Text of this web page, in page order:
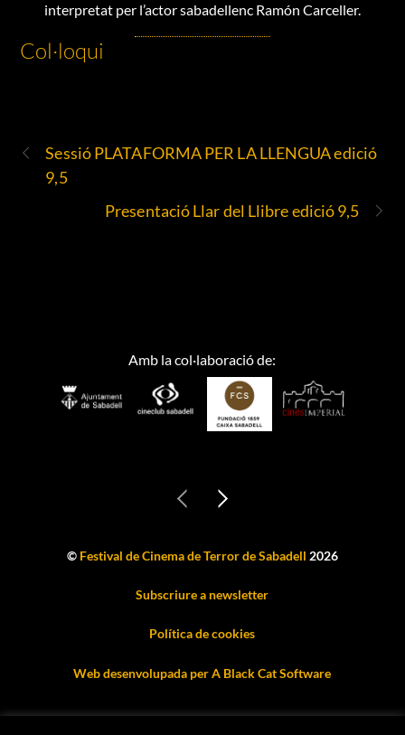
¡Suscríbete a nuestra newsletter para recibir emails con todas las
interpretat per l’actor sabadellenc Ramón Carceller.
Col·loqui
Sessió PLATAFORMA PER LA LLENGUA edició
9,5
Presentació Llar del Llibre edició 9,5
Amb la col·laboració de:
© Festival de Cinema de Terror de Sabadell 2026
Subscriure a newsletter
Política de cookies
Web desenvolupada per A Black Cat Software